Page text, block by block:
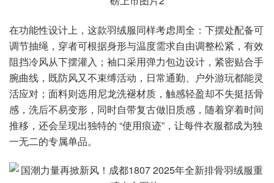
在功能性设计上，这款羽绒服同样考虑周全：下摆处配备可
调节抽绳，穿者可根据身形与温度需求自由调整松紧，有效
阻挡冷风从下摆灌入；袖口采用弹力包边设计，紧密贴合手
腕曲线，既防风又不束缚活动，日常通勤、户外游玩都能灵
活应对；面料则选用尼龙洗褪材质，触感轻盈却不失挺括骨
感，洗后不易变形，同时自带复古做旧质感，随着穿着时间
推移，还会呈现出独特的 “使用痕迹”，让每件衣服都成为独
一无二的专属单品。